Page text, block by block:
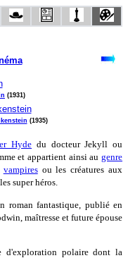
(1931)
(1935)
Hyde du docteur Jekyll ou
et appartient ainsi augenre
vampiresou les créatures aux
super héros.
roman fantastique, publié en
maîtresse et future épouse
d'exploration polaire dont la